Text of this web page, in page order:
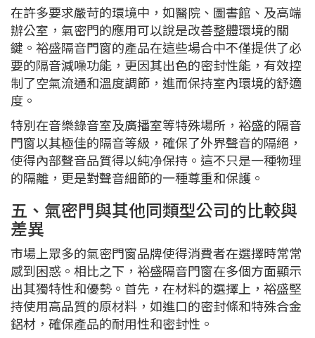
在許多要求嚴苛的環境中，如醫院、圖書館、及高端
辦公室，氣密門的應用可以說是改善整體環境的關
鍵。裕盛隔音門窗的產品在這些場合中不僅提供了必
要的隔音減噪功能，更因其出色的密封性能，有效控
制了空氣流通和溫度調節，進而保持室內環境的舒適
度。
特別在音樂錄音室及廣播室等特殊場所，裕盛的隔音
門窗以其極佳的隔音等級，確保了外界聲音的隔絕，
使得內部聲音品質得以純净保持。這不只是一種物理
的隔離，更是對聲音細節的一種尊重和保護。
五、氣密門與其他同類型公司的比較與
差異
市場上眾多的氣密門窗品牌使得消費者在選擇時常常
感到困惑。相比之下，裕盛隔音門窗在多個方面顯示
出其獨特性和優勢。首先，在材料的選擇上，裕盛堅
持使用高品質的原材料，如進口的密封條和特殊合金
鋁材，確保產品的耐用性和密封性。